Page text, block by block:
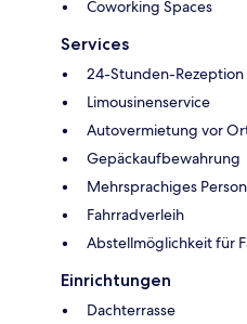
Coworking Spaces
Services
24-Stunden-Rezeption
Limousinenservice
Autovermietung vor
Gepäckaufbewahrung
Mehrsprachiges
Fahrradverleih
Abstellmöglichkeit für
Einrichtungen
Dachterrasse